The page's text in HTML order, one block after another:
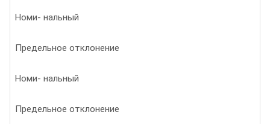
Номи- нальный
Предельное отклонение
Номи- нальный
Предельное отклонение